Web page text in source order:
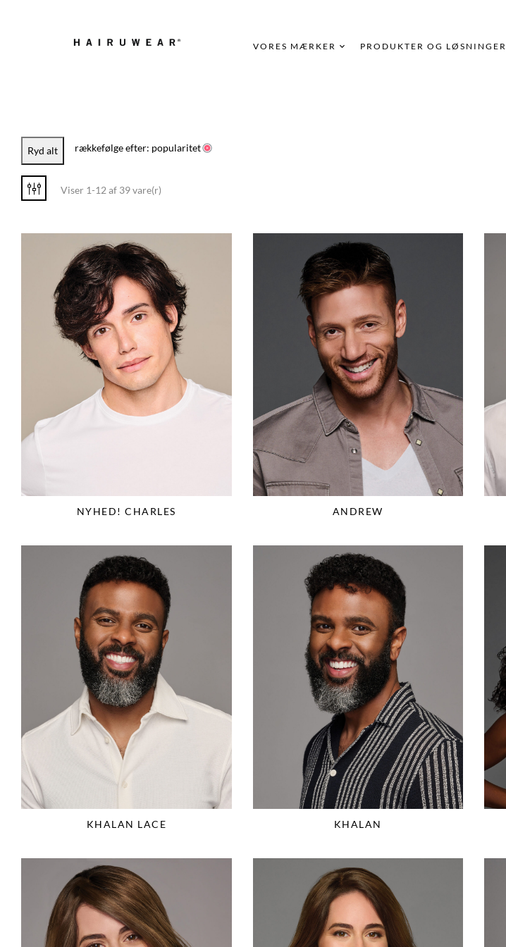
VORES MÆRKER PRODUKTER OG LØSNINGER
Ryd alt rækkefølge efter: popularitet
Viser 1-12 af 39 vare(r)
NYHED! CHARLES ANDREW
KHALAN LACE KHALAN